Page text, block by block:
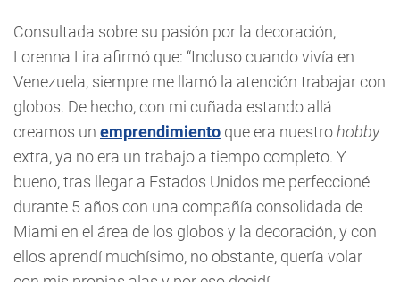
Consultada sobre su pasión por la decoración,
Lorenna Lira afirmó que: “Incluso cuando vivía en
Venezuela, siempre me llamó la atención trabajar con
globos. De hecho, con mi cuñada estando allá
creamos un emprendimiento que era nuestrohobby
extra, ya no era un trabajo a tiempo completo. Y
bueno, tras llegar a Estados Unidos me perfeccioné
durante 5 años con una compañía consolidada de
Miami en el área de los globos y la decoración, y con
ellos aprendí muchísimo, no obstante, quería volar